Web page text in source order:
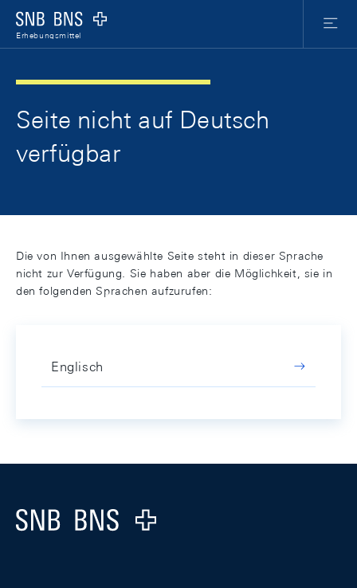
Logo
Erhebungsmittel
Menu
Seite nicht auf Deutsch
verfügbar
Die von Ihnen ausgewählte Seite steht in dieser Sprache
nicht zur Verfügung. Sie haben aber die Möglichkeit, sie in
den folgenden Sprachen aufzurufen:
Englisch
Logo